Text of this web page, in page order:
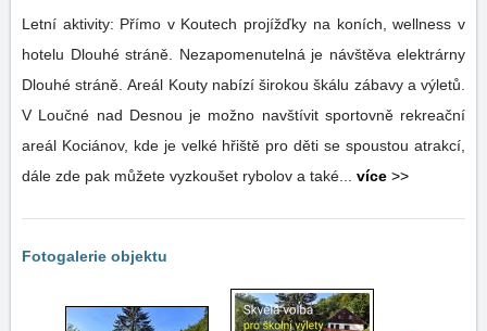
Letní aktivity: Přímo v Koutech projížďky na koních, wellness v
hotelu Dlouhé stráně. Nezapomenutelná je návštěva elektrárny
Dlouhé stráně. Areál Kouty nabízí širokou škálu zábavy a výletů.
V Loučné nad Desnou je možno navštívit sportovně rekreační
areál Kociánov, kde je velké hřiště pro děti se spoustou atrakcí,
dále zde pak můžete vyzkoušet rybolov a také... více >>
Fotogalerie objektu